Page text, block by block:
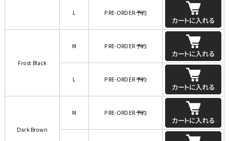
L PRE-ORDER 予約
Frost Black
M PRE-ORDER 予約
L PRE-ORDER 予約
Dark Brown
M PRE-ORDER 予約